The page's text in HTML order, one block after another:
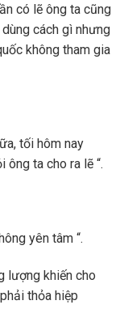
có lẽ ông ta cũng
cách gì nhưng
không tham gia
tối hôm nay
ta cho ra lẽ “.
yên tâm “.
lượng khiến cho
thỏa hiệp